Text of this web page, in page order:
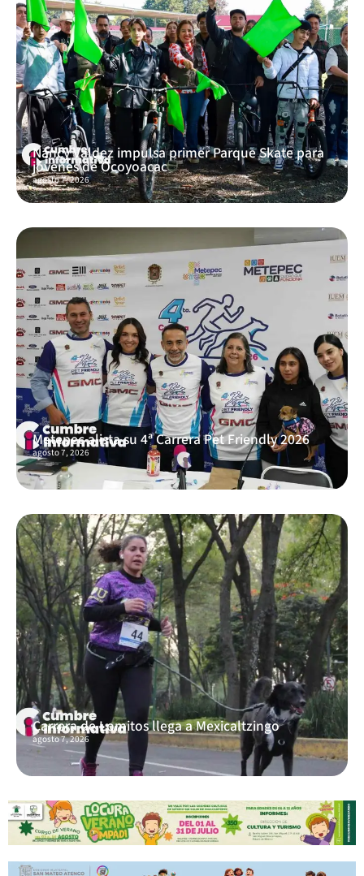
Nancy Valdez impulsa primer Parque Skate para
jóvenes de Ocoyoacac
agosto 7, 2026
Metepec alista su 4ª Carrera Pet Friendly 2026
agosto 7, 2026
Carrera de Lomitos llega a Mexicaltzingo
agosto 7, 2026